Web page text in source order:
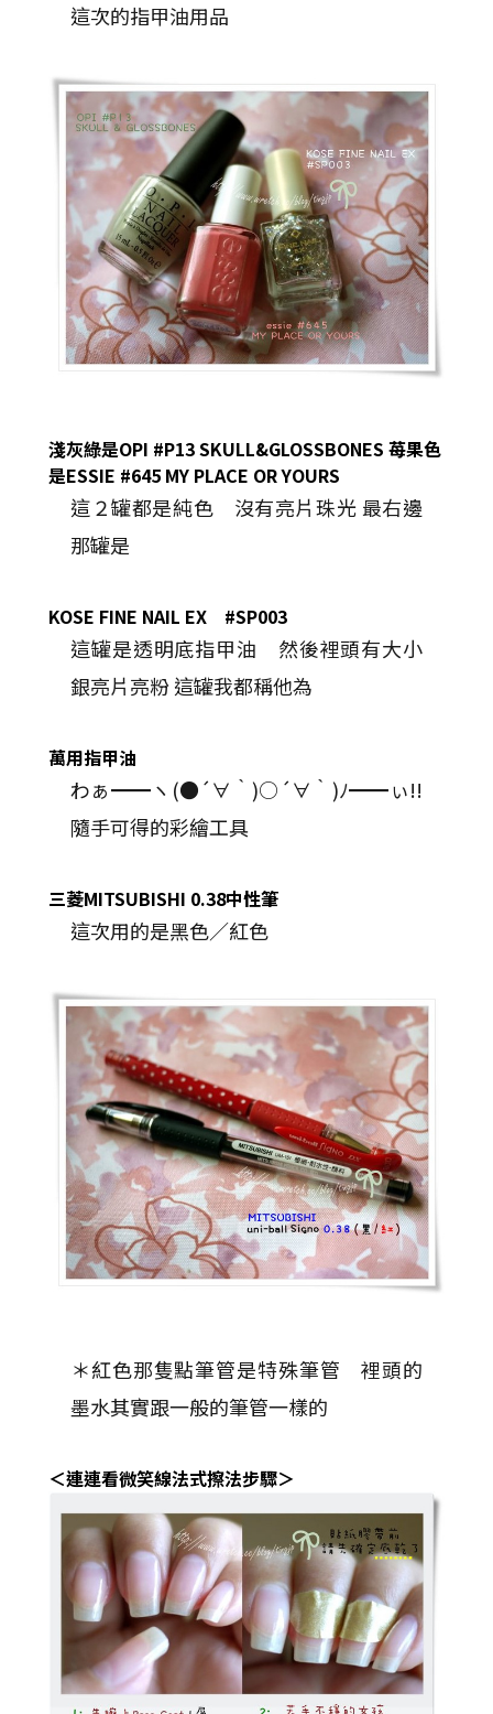
這次的指甲油用品
淺灰綠是OPI #P13 SKULL&GLOSSBONES 苺果色
是ESSIE #645 MY PLACE OR YOURS
這２罐都是純色 沒有亮片珠光 最右邊
那罐是
KOSE FINE NAIL EX #SP003
這罐是透明底指甲油 然後裡頭有大小
銀亮片亮粉 這罐我都稱他為
萬用指甲油
わぁ━━ヽ(●´∀｀)○´∀｀)ﾉ━━ぃ!!
隨手可得的彩繪工具
三菱MITSUBISHI 0.38中性筆
這次用的是黑色／紅色
＊紅色那隻點筆管是特殊筆管 裡頭的
墨水其實跟一般的筆管一樣的
＜連連看微笑線法式擦法步驟＞